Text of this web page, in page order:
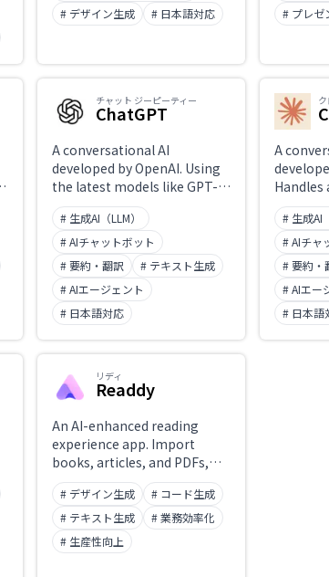
Supports tracking worker
locations and activity
management, and digital
enabling site visibility and
operational efficiency
improvements.
# デザイン生成
# 日本語対応
intuitive
media.
# プレゼ
チャット ジーピーティー
ChatGPT
A conversational AI
developed by OpenAI. Using
the latest models like GPT-
4o and o3, it supports text,
image, and voice
conversations, file analysis,
web search, and code
generation and execution.
'Projects' enable custom
instructions, while the
collaborative editing of text
and code. Widely integrated
into external applications via
API.
# 生成AI（LLM）
# AIチャットボット
# 要約・翻訳
# テキスト生成
# AIエージェント
# 日本語対応
A
Handles
tasks
# 生成AI
# AIチャ
# 要約・
# AIエー
# 日本語
リディ
Readdy
An AI-enhanced reading
experience app. Import
books, articles, and PDFs,
then ask questions, get
summaries, and explore
content in depth through AI
chat. AI organizes highlights
and notes, functioning as a
# デザイン生成
# コード生成
# テキスト生成
# 業務効率化
# 生産性向上